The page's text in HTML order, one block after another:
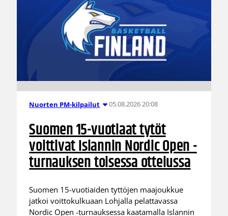
Nuorten PM-kilpailut 05.08.2026 20:08
Suomen 15-vuotiaat tytöt
voittivat Islannin Nordic Open -
turnauksen toisessa ottelussa
Suomen 15-vuotiaiden tyttöjen maajoukkue
jatkoi voittokulkuaan Lohjalla pelattavassa
Nordic Open -turnauksessa kaatamalla Islannin